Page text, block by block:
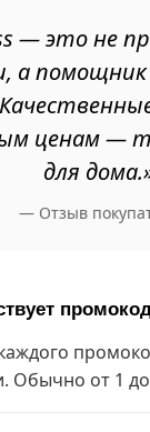
— это не
а помощник
ценам —
для
— Отзыв
Обычно от 1